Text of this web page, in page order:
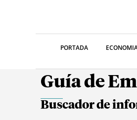
PORTADA
Guía de
Buscador de